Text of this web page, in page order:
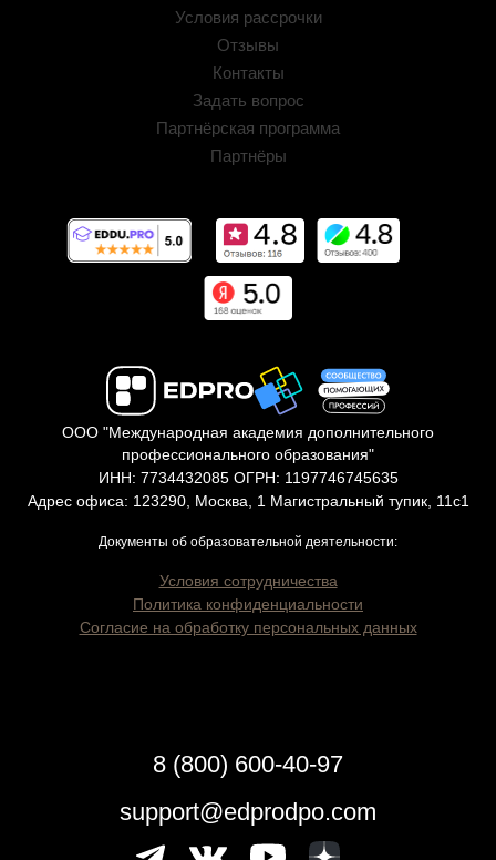
Условия рассрочки
Отзывы
Контакты
Задать вопрос
Партнёрская программа
Партнёры
ООО "Международная академия дополнительного
профессионального образования"
ИНН: 7734432085 ОГРН: 1197746745635
Адрес офиса: 123290, Москва, 1 Магистральный тупик, 11с1
Документы об образовательной деятельности:
Условия сотрудничества
Политика конфиденциальности
Согласие на обработку персональных данных
8 (800) 600-40-97
support@edprodpo.com